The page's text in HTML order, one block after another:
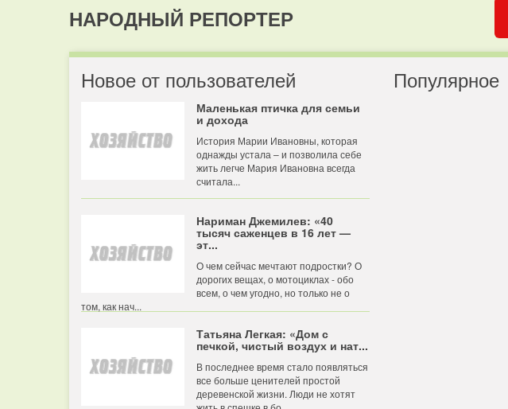
НАРОДНЫЙ РЕПОРТЕР
Новое от пользователей
Маленькая птичка для семьи
и дохода
История Марии Ивановны, которая
однажды устала – и позволила себе
жить легче Мария Ивановна всегда
считала...
Нариман Джемилев: «40
тысяч саженцев в 16 лет —
эт...
О чем сейчас мечтают подростки? О
дорогих вещах, о мотоциклах - обо
всем, о чем угодно, но только не о
том, как нач...
Татьяна Легкая: «Дом с
печкой, чистый воздух и нат...
В последнее время стало появляться
все больше ценителей простой
деревенской жизни. Люди не хотят
Популярное